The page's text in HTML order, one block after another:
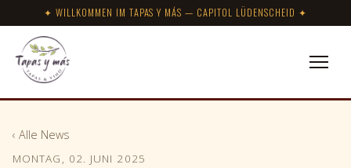
✦ WILLKOMMEN IM TAPAS Y MÁS — CAPITOL LÜDENSCHEID ✦
‹ Alle News
MONTAG, 02. JUNI 2025